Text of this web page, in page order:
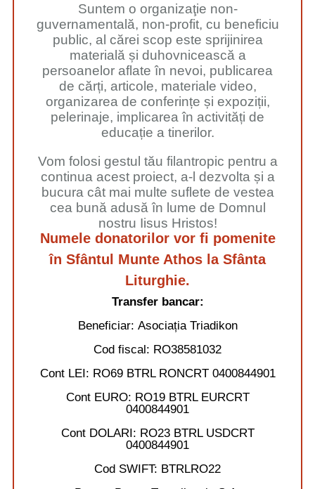
Suntem o organizaţie non-
guvernamentală, non-profit, cu beneficiu
public, al cărei scop este sprijinirea
materială și duhovnicească a
persoanelor aflate în nevoi, publicarea
de cărți, articole, materiale video,
organizarea de conferințe și expoziții,
pelerinaje, implicarea în activități de
educație a tinerilor.
Vom folosi gestul tău filantropic pentru a
continua acest proiect, a-l dezvolta și a
bucura cât mai multe suflete de vestea
cea bună adusă în lume de Domnul
nostru Iisus Hristos!
Numele donatorilor vor fi pomenite
în Sfântul Munte Athos la Sfânta
Liturghie.
Transfer bancar:
Beneficiar: Asociația Triadikon
Cod fiscal: RO38581032
Cont LEI: RO69 BTRL RONCRT 0400844901
Cont EURO: RO19 BTRL EURCRT
0400844901
Cont DOLARI: RO23 BTRL USDCRT
0400844901
Cod SWIFT: BTRLRO22